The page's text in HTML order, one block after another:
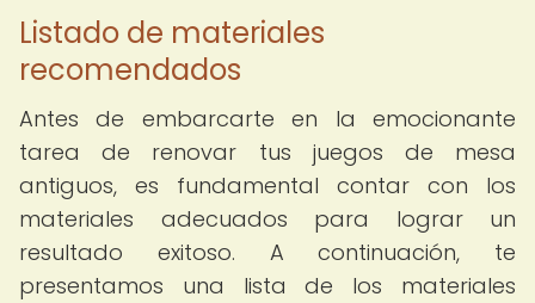
Listado de materiales
recomendados
Antes de embarcarte en la emocionante
tarea de renovar tus juegos de mesa
antiguos, es fundamental contar con los
materiales adecuados para lograr un
resultado exitoso. A continuación, te
presentamos una lista de los materiales